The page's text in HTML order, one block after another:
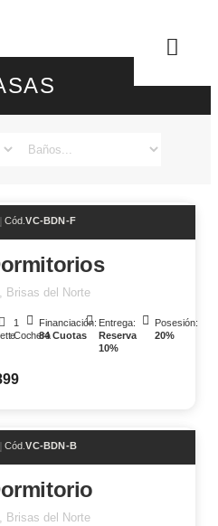
Cód.VC-BDN-F
Brisas del Norte
1
Cochera
Financiación:
84 Cuotas
Entrega:
Reserva
10%
Posesión:
20%
Cód.VC-BDN-B
Brisas del Norte